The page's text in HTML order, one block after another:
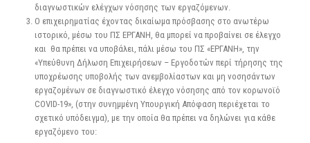
διαγνωστικών ελέγχων νόσησης των εργαζόμενων.
Ο επιχειρηματίας έχοντας δικαίωμα πρόσβασης στο ανωτέρω
ιστορικό, μέσω του ΠΣ ΕΡΓΑΝΗ, θα μπορεί να προβαίνει σε έλεγχο
και θα πρέπει να υποβάλει, πάλι μέσω του ΠΣ «ΕΡΓΑΝΗ», την
«Υπεύθυνη Δήλωση Επιχειρήσεων – Εργοδοτών περί τήρησης της
υποχρέωσης υποβολής των ανεμβολίαστων και μη νοσησάντων
εργαζομένων σε διαγνωστικό έλεγχο νόσησης από τον κορωνοϊό
COVID-19», (στην συνημμένη Υπουργική Απόφαση περιέχεται το
σχετικό υπόδειγμα), με την οποία θα πρέπει να δηλώνει για κάθε
εργαζόμενο του: